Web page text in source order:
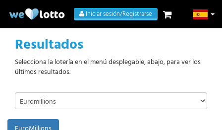
Iniciar sesión/Registrarse
Resultados
Selecciona la lotería en el menú desplegable, abajo, para ver los
últimos resultados.